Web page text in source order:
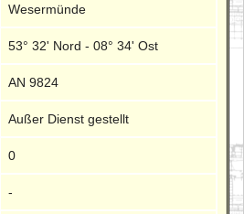
Wesermünde
53° 32' Nord - 08° 34' Ost
AN 9824
Außer Dienst gestellt
0
-